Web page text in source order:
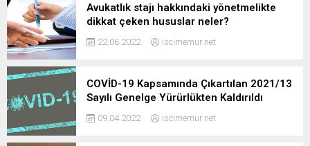
Avukatlık stajı hakkındaki yönetmelikte
dikkat çeken hususlar neler?
22.06.2022 iscimemur.net
COVİD-19 Kapsamında Çıkartılan 2021/13
Sayılı Genelge Yürürlükten Kaldırıldı
09.04.2022 iscimemur.net